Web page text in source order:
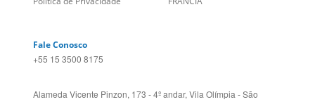
Alameda Vicente Pinzon, 173 - 4º andar, Vila Olímpia - São
Language Trainers,fundada em 2004 fornecendo cursos de